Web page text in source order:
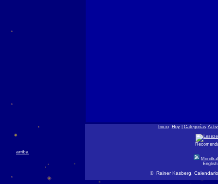
arriba
Inicio Hoy| Categorías
© Rainer Kasberg,